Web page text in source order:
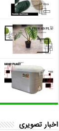
اخبار تصویری